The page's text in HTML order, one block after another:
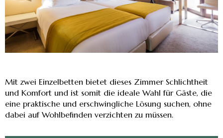
Mit zwei Einzelbetten bietet dieses Zimmer Schlichtheit
und Komfort und ist somit die ideale Wahl für Gäste, die
eine praktische und erschwingliche Lösung suchen, ohne
dabei auf Wohlbefinden verzichten zu müssen.